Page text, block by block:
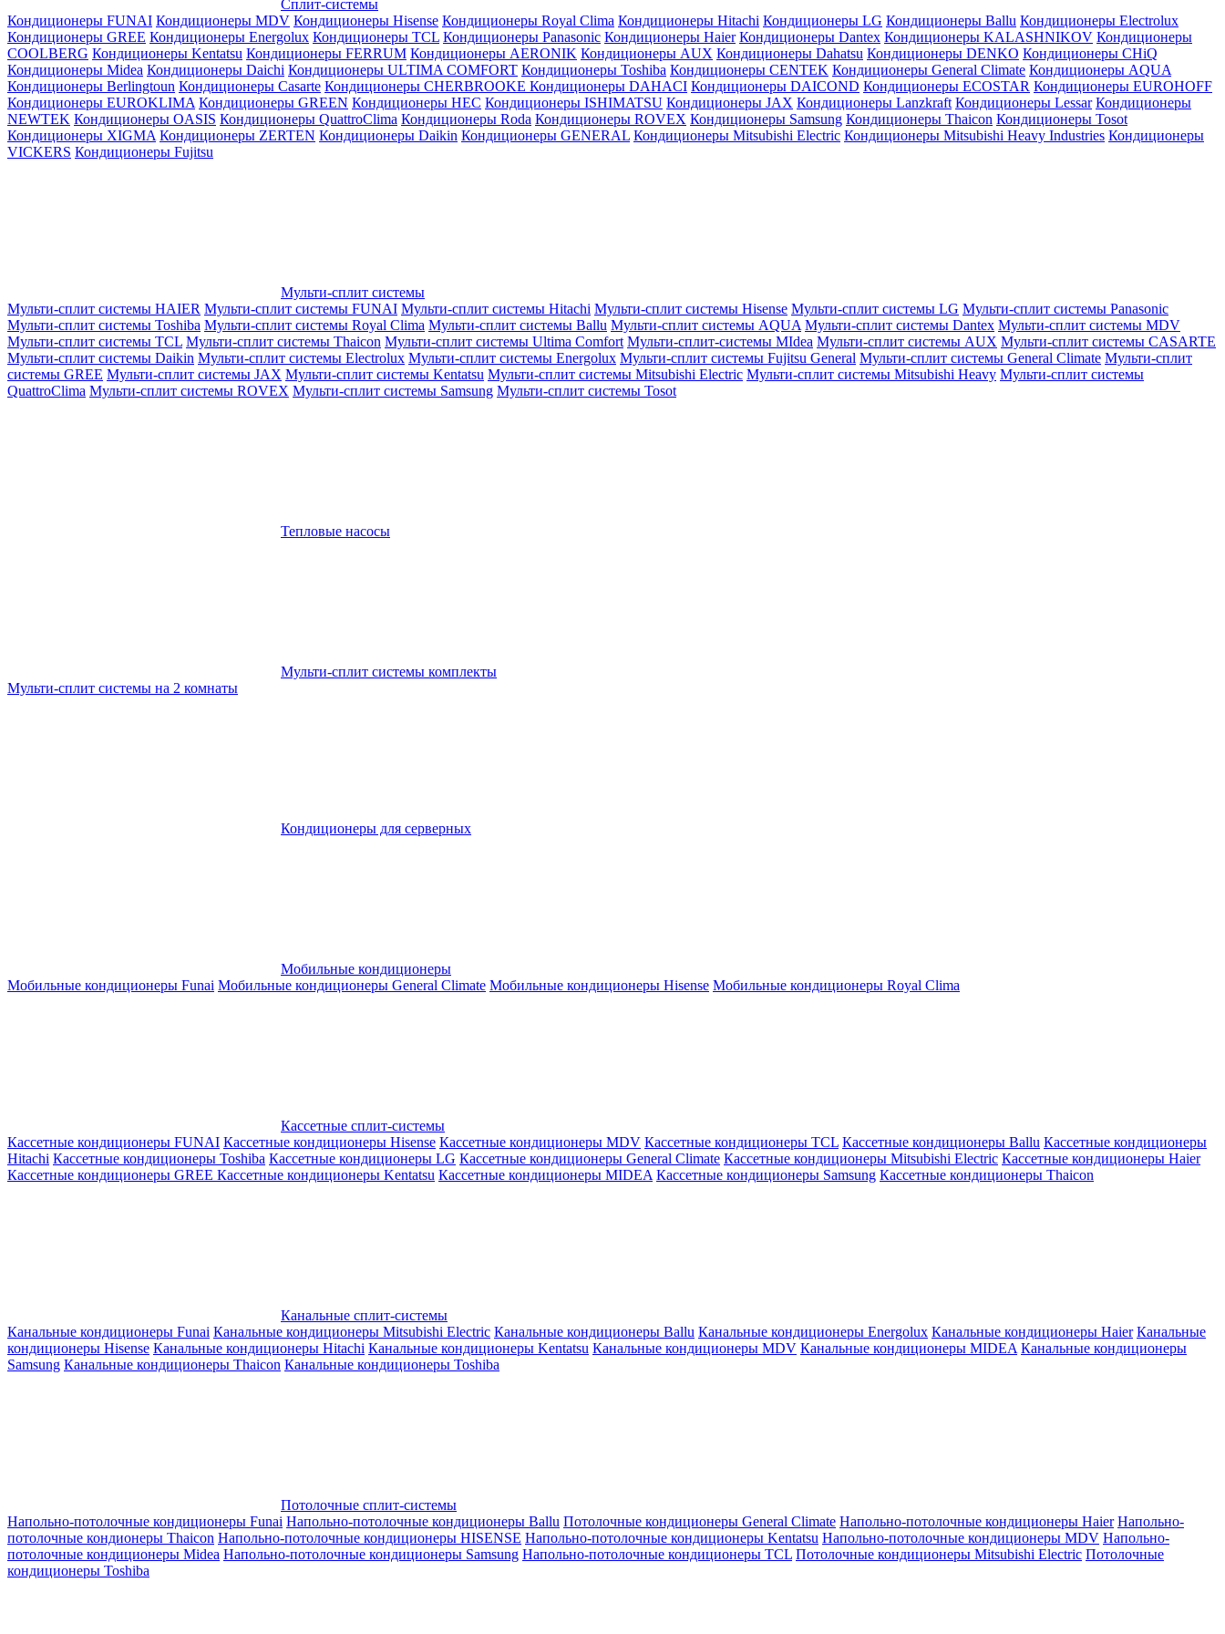
Сплит-системы
Кондиционеры FUNAI Кондиционеры MDV Кондиционеры Hisense Кондиционеры Royal Clima Кондиционеры Hitachi Кондиционеры LG Кондиционеры Ballu Кондиционеры Electrolux
Кондиционеры GREE Кондиционеры Energolux Кондиционеры TCL Кондиционеры Panasonic Кондиционеры Haier Кондиционеры Dantex Кондиционеры KALASHNIKOV Кондиционеры
СOOLBERG Кондиционеры Kentatsu Кондиционеры FERRUM Кондиционеры AERONIK Кондиционеры AUX Кондиционеры Dahatsu Кондиционеры DENKO Кондиционеры CHiQ
Кондиционеры Midea Кондиционеры Daichi Кондиционеры ULTIMA COMFORT Кондиционеры Toshiba Кондиционеры CENTEK Кондиционеры General Climate Кондиционеры AQUA
Кондиционеры Berlingtoun Кондиционеры Casarte Кондиционеры CHERBROOKE Кондиционеры DAHACI Кондиционеры DAICOND Кондиционеры ECOSTAR Кондиционеры EUROHOFF
Кондиционеры EUROKLIMA Кондиционеры GREEN Кондиционеры HEC Кондиционеры ISHIMATSU Кондиционеры JAX Кондиционеры Lanzkraft Кондиционеры Lessar Кондиционеры
NEWTEK Кондиционеры OASIS Кондиционеры QuattroClima Кондиционеры Roda Кондиционеры ROVEX Кондиционеры Samsung Кондиционеры Thaicon Кондиционеры Tosot
Кондиционеры XIGMA Кондиционеры ZERTEN Кондиционеры Daikin Кондиционеры GENERAL Кондиционеры Mitsubishi Electric Кондиционеры Mitsubishi Heavy Industries Кондиционеры
VICKERS Кондиционеры Fujitsu
Мульти-сплит системы
Мульти-сплит системы HAIER Мульти-сплит системы FUNAI Мульти-сплит системы Hitachi Мульти-сплит системы Hisense Мульти-сплит системы LG Мульти-сплит системы Panasonic
Мульти-сплит системы Toshiba Мульти-сплит системы Royal Clima Мульти-сплит системы Ballu Мульти-сплит системы AQUA Мульти-сплит системы Dantex Мульти-сплит системы MDV
Мульти-сплит системы TCL Мульти-сплит системы Thaicon Мульти-сплит системы Ultima Comfort Мульти-сплит-системы MIdea Мульти-сплит системы AUX Мульти-сплит системы CASARTE
Мульти-сплит системы Daikin Мульти-сплит системы Electrolux Мульти-сплит системы Energolux Мульти-сплит системы Fujitsu General Мульти-сплит системы General Climate Мульти-сплит
системы GREE Мульти-сплит системы JAX Мульти-сплит системы Kentatsu Мульти-сплит системы Mitsubishi Electric Мульти-сплит системы Mitsubishi Heavy Мульти-сплит системы
QuattroClima Мульти-сплит системы ROVEX Мульти-сплит системы Samsung Мульти-сплит системы Tosot
Тепловые насосы
Мульти-сплит системы комплекты
Мульти-сплит системы на 2 комнаты
Кондиционеры для серверных
Мобильные кондиционеры
Мобильные кондиционеры Funai Мобильные кондиционеры General Climate Мобильные кондиционеры Hisense Мобильные кондиционеры Royal Clima
Кассетные сплит-системы
Кассетные кондиционеры FUNAI Кассетные кондиционеры Hisense Кассетные кондиционеры MDV Кассетные кондиционеры TCL Кассетные кондиционеры Ballu Кассетные кондиционеры
Hitachi Кассетные кондиционеры Toshiba Кассетные кондиционеры LG Кассетные кондиционеры General Climate Кассетные кондиционеры Mitsubishi Electric Кассетные кондиционеры Haier
Кассетные кондиционеры GREE Кассетные кондиционеры Kentatsu Кассетные кондиционеры MIDEA Кассетные кондиционеры Samsung Кассетные кондиционеры Thaicon
Канальные сплит-системы
Канальные кондиционеры Funai Канальные кондиционеры Mitsubishi Electric Канальные кондиционеры Ballu Канальные кондиционеры Energolux Канальные кондиционеры Haier Канальные
кондиционеры Hisense Канальные кондиционеры Hitachi Канальные кондиционеры Kentatsu Канальные кондиционеры MDV Канальные кондиционеры MIDEA Канальные кондиционеры
Samsung Канальные кондиционеры Thaicon Канальные кондиционеры Toshiba
Потолочные сплит-системы
Напольно-потолочные кондиционеры Funai Напольно-потолочные кондиционеры Ballu Потолочные кондиционеры General Climate Напольно-потолочные кондиционеры Haier Напольно-
потолочные кондионеры Thaicon Напольно-потолочные кондиционеры HISENSE Напольно-потолочные кондиционеры Kentatsu Напольно-потолочные кондиционеры MDV Напольно-
потолочные кондиционеры Midea Напольно-потолочные кондиционеры Samsung Напольно-потолочные кондиционеры TCL Потолочные кондиционеры Mitsubishi Electric Потолочные
кондиционеры Toshiba